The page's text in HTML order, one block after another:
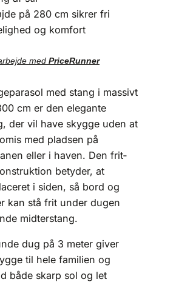
på 280 cm sikrer fri
og komfort
med PriceRunner
med stang i massivt
cm er den elegante
der vil have skygge uden at
med pladsen på
eller i haven. Den frit­
betyder, at
i siden, så bord og
kan stå frit under dugen
midterstang.
dug på 3 meter giver
til hele familien og
både skarp sol og let